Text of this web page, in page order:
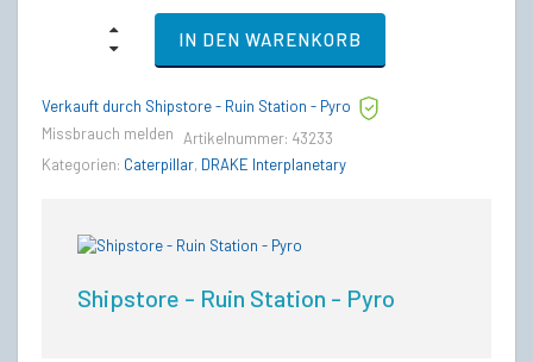
Caterpillar
Lebenslange
Versicherung
IN DEN WARENKORB
Verkauft durch Shipstore - Ruin Station - Pyro
Missbrauch melden Artikelnummer: 43233
Kategorien: Caterpillar, DRAKE Interplanetary
Shipstore - Ruin Station - Pyro